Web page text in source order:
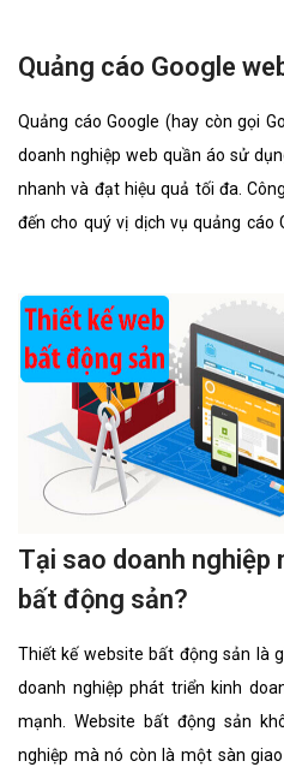
Quảng cáo Google
Quảng cáo Google (hay còn gọi
doanh nghiệp web quần áo sử
nhanh và đạt hiệu quả tối đa.
đến cho quý vị dịch vụ quảng cáo
Tại sao doanh
bất động sản?
Thiết kế website bất động sản là
doanh nghiệp phát triển kinh
mạnh. Website bất động sản
nghiệp mà nó còn là một sàn